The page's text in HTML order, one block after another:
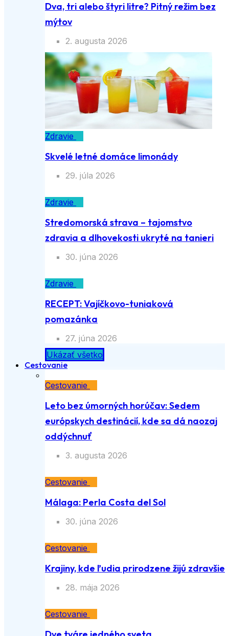
Dva, tri alebo štyri litre? Pitný režim bez
mýtov
2. augusta 2026
Zdravie
Skvelé letné domáce limonády
29. júla 2026
Zdravie
Stredomorská strava – tajomstvo
zdravia a dlhovekosti ukryté na tanieri
30. júna 2026
Zdravie
RECEPT: Vajíčkovo-tuniaková
pomazánka
27. júna 2026
Ukázať všetko
Cestovanie
Cestovanie
Leto bez úmorných horúčav: Sedem
európskych destinácií, kde sa dá naozaj
oddýchnuť
3. augusta 2026
Cestovanie
Málaga: Perla Costa del Sol
30. júna 2026
Cestovanie
Krajiny, kde ľudia prirodzene žijú zdravšie
28. mája 2026
Cestovanie